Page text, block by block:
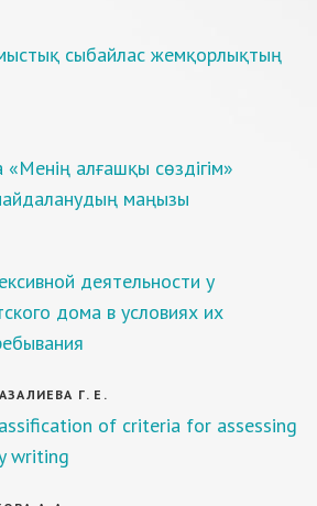
сыбайлас жемқорлықтың
алғашқы сөздігім»
маңызы
деятельности у
дома в условиях их
Г. Е.
of criteria for assessing
writing